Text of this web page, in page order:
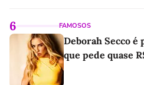
6 FAMOSOS
Deborah Secco é
que pede quase